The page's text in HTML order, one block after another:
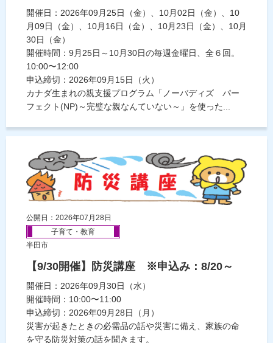
開催日：2026年09月25日（金）、10月02日（金）、10
月09日（金）、10月16日（金）、10月23日（金）、10月
30日（金）
開催時間：9月25日～10月30日の毎週金曜日、全６回。
10:00〜12:00
申込締切：2026年09月15日（火）
カナダ生まれの親支援プログラム「ノーバディズ パー
フェクト(NP)～完璧な親なんていない～」を使った...
公開日：2026年07月28日
子育て・教育
半田市
【9/30開催】防災講座 ※申込み：8/20～
開催日：2026年09月30日（水）
開催時間：10:00〜11:00
申込締切：2026年09月28日（月）
災害が起きたときの必需品の話や災害に備え、家族の命
を守る防災対策の話を聞きます。